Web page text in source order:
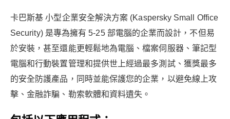
卡巴斯基 小型企業安全解決方案 (Kaspersky Small Office
Security) 是專為擁有 5-25 部電腦的企業而設計，不但易
於安裝，甚至還能更輕鬆地為電腦、檔案伺服器、筆記型
電腦和行動裝置管理和提供世上經過最多測試、獲獎最多
的安全防護產品，同時並能保護您的企業，以避免線上攻
擊、金融詐騙、勒索軟體和資料遺失。